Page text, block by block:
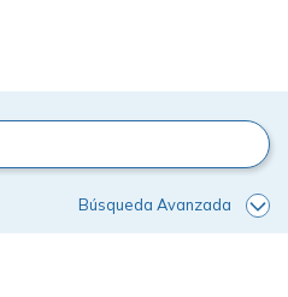
Búsqueda Avanzada